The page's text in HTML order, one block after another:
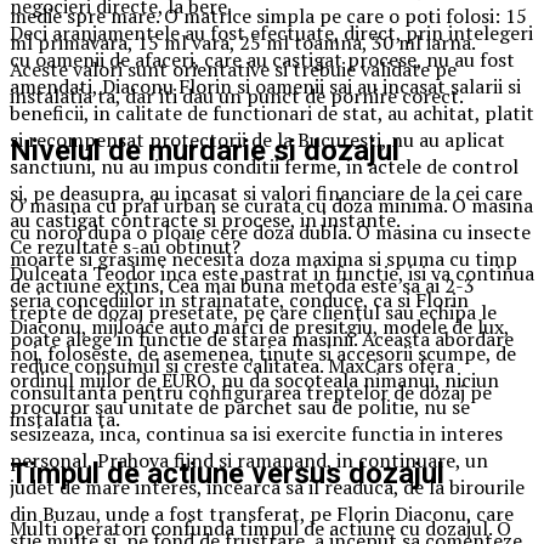
negocieri directe, la bere.
Deci aranjamentele au fost efectuate, direct, prin intelegeri
cu oamenii de afaceri, care au castigat procese, nu au fost
amendati, Diaconu Florin si oamenii sai au incasat salarii si
beneficii, in calitate de functionari de stat, au achitat, platit
si recompensat protectorii de la Bucuresti, nu au aplicat
sanctiuni, nu au impus conditii ferme, in actele de control
si, pe deasupra, au incasat si valori financiare de la cei care
au castigat contracte si procese, in instante.
Ce rezultate s-au obtinut?
Dulceata Teodor inca este pastrat in functie, isi va continua
seria concediilor in strainatate, conduce, ca si Florin
Diaconu, mijloace auto marci de presitgiu, modele de lux,
noi, foloseste, de asemenea, tinute si accesorii scumpe, de
ordinul miilor de EURO, nu da socoteala nimanui, niciun
procuror sau unitate de parchet sau de politie, nu se
sesizeaza, inca, continua sa isi exercite functia in interes
personal, Prahova fiind si ramanand, in continuare, un
judet de mare interes, incearca sa il readuca, de la birourile
din Buzau, unde a fost transferat, pe Florin Diaconu, care
medie spre mare. O matrice simpla pe care o poti folosi: 15
ml primavara, 15 ml vara, 25 ml toamna, 30 ml iarna.
Aceste valori sunt orientative si trebuie validate pe
instalatia ta, dar iti dau un punct de pornire corect.
Nivelul de murdarie si dozajul
O masina cu praf urban se curata cu doza minima. O masina
cu noroi dupa o ploaie cere doza dubla. O masina cu insecte
moarte si grasime necesita doza maxima si spuma cu timp
de actiune extins. Cea mai buna metoda este sa ai 2-3
trepte de dozaj presetate, pe care clientul sau echipa le
poate alege in functie de starea masinii. Aceasta abordare
reduce consumul si creste calitatea. MaxCars ofera
consultanta pentru configurarea treptelor de dozaj pe
instalatia ta.
Timpul de actiune versus dozajul
Multi operatori confunda timpul de actiune cu dozajul. O